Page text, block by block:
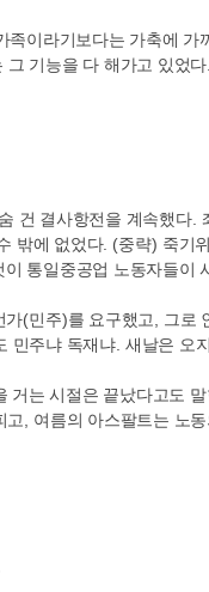
족이라기보다는 가축에 가
그 기능을 다 해가고 있었다
건 결사항전을 계속했다.
밖에 없었다. (중략) 죽기
이 통일중공업 노동자들이
가(민주)를 요구했고 그로
민주냐 독재냐. 새날은 오
거는 시절은 끝났다고도
고 여름의 아스팔트는 노